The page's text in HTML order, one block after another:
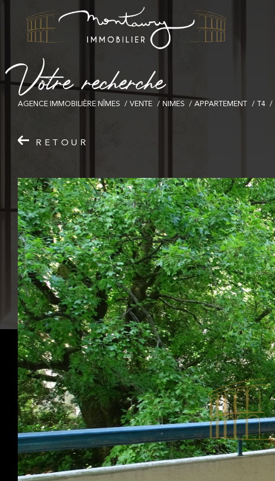
Votrerecherche
AGENCE IMMOBILIÈRE NÎMES VENTE NIMES APPARTEMENT T4
RETOUR